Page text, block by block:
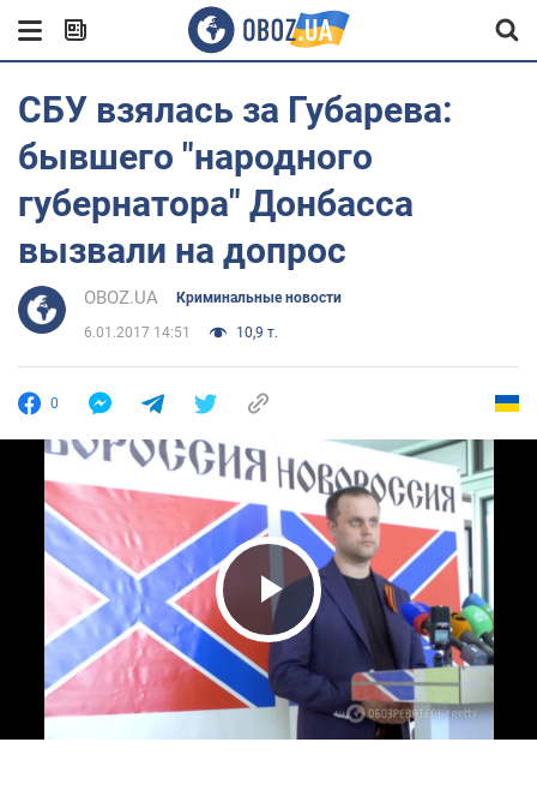
СБУ взялась за Губарева:
бывшего "народного
губернатора" Донбасса
вызвали на допрос
OBOZ.UA Криминальные новости
6.01.2017 14:51 10,9 т.
0
Play Video